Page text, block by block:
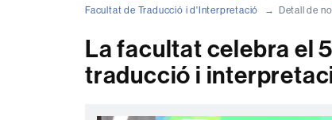
Facultat de Traducció i d'Interpretació Detall de
La facultat celebra el
traducció i